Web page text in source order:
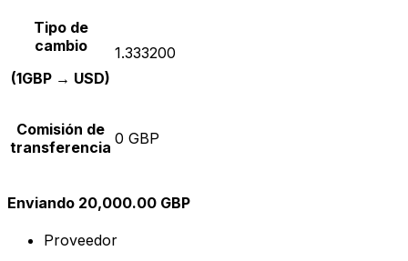
Tipo de
cambio
(1GBP → USD)
1.333200
Comisión de
transferencia 0 GBP
Enviando 20,000.00 GBP
Proveedor